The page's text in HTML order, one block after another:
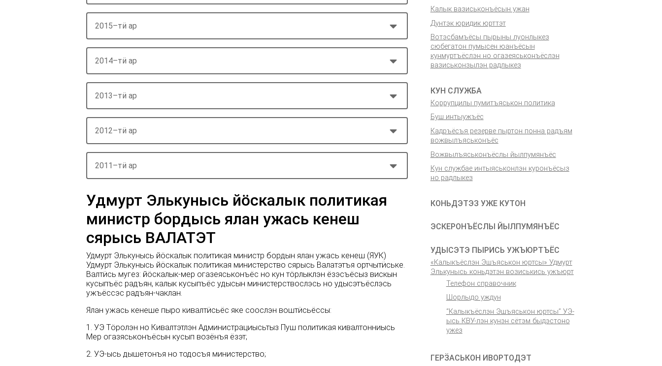
2015–тӥ ар
2014–тӥ ар
2013–тӥ ар
2012–тӥ ар
2011–тӥ ар
Удмурт Элькунысь йӧскалык политикая
министр бордысь ялан ужась кенеш
сярысь ВАЛАТЭТ
Удмурт Элькунысь йӧскалык политикая министр бордын ялан ужась кенеш (ЯУК)
Удмурт Элькунысь йӧскалык политикая министерство сярысь Валатэтъя ортчытӥське.
Валтӥсь мугез: йӧскалык-мер огазеяськонъёс но кун тӧрлыклэн ёзэсъёсыз вискын
кусыпъёс радъян, калык кусыпъёс удысын министерствослэсь но удысэтъёслэсь
ужъёссэс радъян-чаклан.
Ялан ужась кенеше пыро кивалтӥсьёс яке соослэн воштӥсьёссы:
1. УЭ Тöролэн но Кивалтэтлэн Администрациысьтыз Пуш политикая кивалтонниысь
Мер огазяськонъёсын кусып возёнъя ёзэт;
2. УЭ-ысь дышетонъя но тодосъя министерство;
Калык вазиськонъёсын ужан
Дунтэк юридик юрттэт
Вотэсбамъёсы пырыны луонлыкез
сюбегатон пумысен юанъёсын
кунмуртъёслэн но огазеяськонъёслэн
вазиськонзылэн радлыкез
КУН СЛУЖБА
Коррупцилы пумитъяськон политика
Буш интыужъёс
Кадръёсъя резерве пыртон понна радъям
вожвылъяськонъёс
Вожвылъяськонъёслы йылпумянъёс
Кун службае интыяськонлэн куронъёсыз
но радлыкез
КОНЬДЭТЭЗ УЖЕ КУТОН
ЭСКЕРОНЪЁСЛЫ ЙЫЛПУМЯНЪЁС
УДЫСЭТЭ ПЫРИСЬ УЖЪЮРТЪЁС
«Калыкъёслэн Эшъяськон юртсы» Удмурт
Элькунысь коньдэтэн возиськись ужъюрт
Телефон справочник
Шорлыдо уждун
“Калыкъёслэн Эшъяськон юртсы” УЭ-
ысь КВУ-лэн кунэн сётэм быдэстоно
ужез
ГЕРӞАСЬКОН ИВОРТОДЭТ